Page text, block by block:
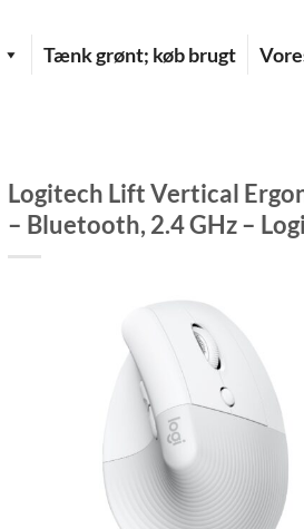
Tænk grønt; køb brugt
Logitech Lift Vertical
– Bluetooth, 2.4 GHz –